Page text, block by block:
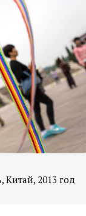
2013 год